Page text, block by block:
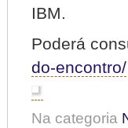
IBM.
Poderá
do-encontro/
Na categoria